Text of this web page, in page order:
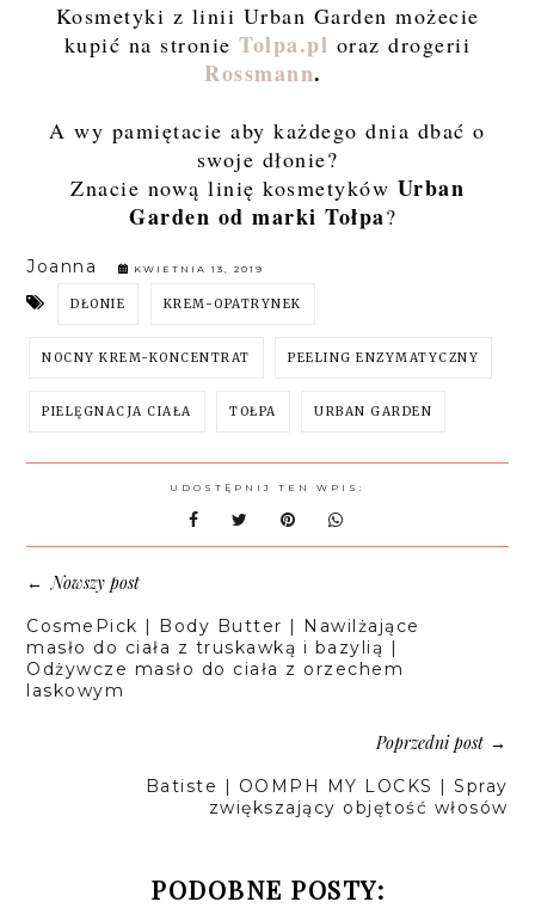
Kosmetyki z linii Urban Garden możecie
kupić na stronieTolpa.pl oraz drogerii
Rossmann.
A wy pamiętacie aby każdego dnia dbać o
swoje dłonie?
Znacie nową linię kosmetyków Urban
Garden od marki Tołpa?
Joanna KWIETNIA 13, 2019
DŁONIE KREM-OPATRYNEK
NOCNY KREM-KONCENTRAT PEELING ENZYMATYCZNY
PIELĘGNACJA CIAŁA TOŁPA URBAN GARDEN
UDOSTĘPNIJ TEN WPIS:
←Nowszy post
CosmePick | Body Butter | Nawilżające
masło do ciała z truskawką i bazylią |
Odżywcze masło do ciała z orzechem
laskowym
Poprzedni post→
Batiste | OOMPH MY LOCKS | Spray
zwiększający objętość włosów
PODOBNE POSTY: